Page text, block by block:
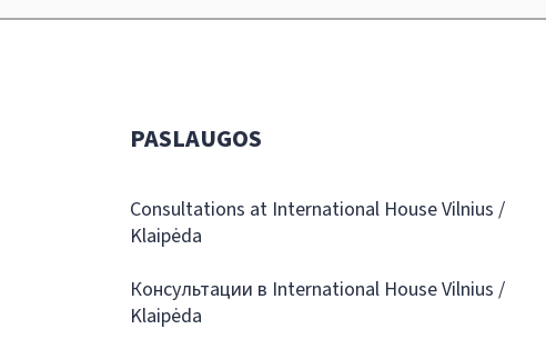
PASLAUGOS
Consultations at International House Vilnius /
Klaipėda
Консультации в International House Vilnius /
Klaipėda